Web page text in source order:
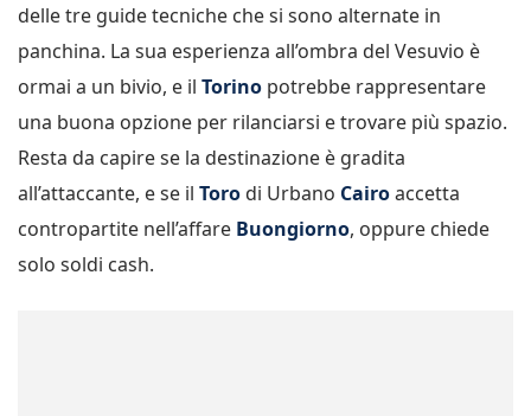
delle tre guide tecniche che si sono alternate in
panchina. La sua esperienza all’ombra del Vesuvio è
ormai a un bivio, e il Torino potrebbe rappresentare
una buona opzione per rilanciarsi e trovare più spazio.
Resta da capire se la destinazione è gradita
all’attaccante, e se il Toro di Urbano Cairoaccetta
contropartite nell’affare Buongiorno, oppure chiede
solo soldi cash.